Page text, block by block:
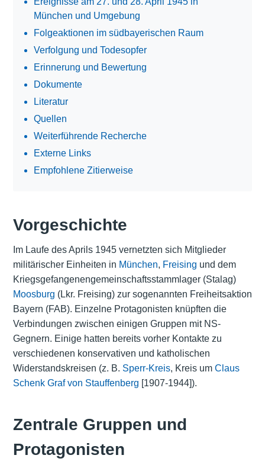
München und Umgebung
Folgeaktionen im südbayerischen Raum
Verfolgung und Todesopfer
Erinnerung und Bewertung
Dokumente
Literatur
Quellen
Weiterführende Recherche
Externe Links
Empfohlene Zitierweise
Vorgeschichte
Im Laufe des Aprils 1945 vernetzten sich Mitglieder
militärischer Einheiten in München, Freising und dem
Kriegsgefangenengemeinschaftsstammlager (Stalag)
Moosburg (Lkr. Freising) zur sogenannten Freiheitsaktion
Bayern (FAB). Einzelne Protagonisten knüpften die
Verbindungen zwischen einigen Gruppen mit NS-
Gegnern. Einige hatten bereits vorher Kontakte zu
verschiedenen konservativen und katholischen
Widerstandskreisen (z. B. Sperr-Kreis, Kreis um Claus
Schenk Graf von Stauffenberg [1907-1944]).
Zentrale Gruppen und
Protagonisten